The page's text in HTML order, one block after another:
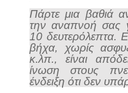
Πάρτε μια βαθιά
την αναπνοή σας
10 δευτερόλεπτα.
βήχα, χωρίς
κ.λπ., είναι
ίνωση στους
ένδειξη ότι δεν